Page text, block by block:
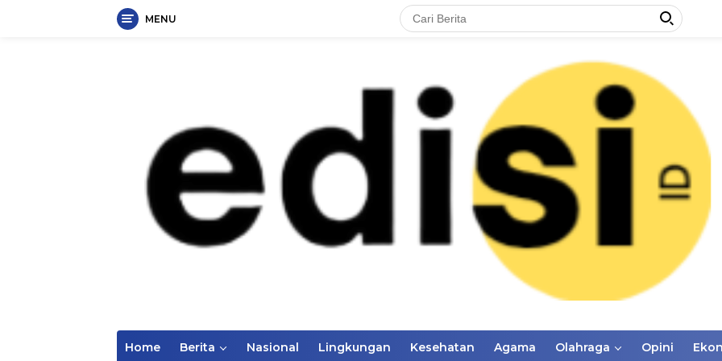
MENU
Home Berita Nasional Lingkungan Kesehatan Agama Olahraga Opini